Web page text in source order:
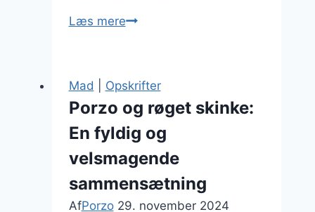
Læs merePorzo
og
Mad Opskrifter
Porzo og røget skinke:
En fyldig og
velsmagende
sammensætning
AfPorzo 29. november 2024